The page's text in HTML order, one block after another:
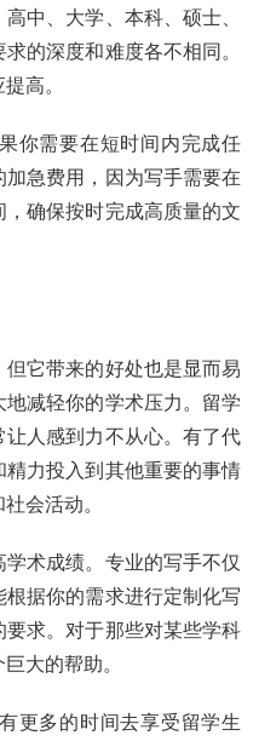
中、大学、本科、硕士、
的深度和难度各不相同。
高。
你需要在短时间内完成任
急费用，因为写手需要在
确保按时完成高质量的文
它带来的好处也是显而易
减轻你的学术压力。留学
人感到力不从心。有了代
力投入到其他重要的事情
会活动。
术成绩。专业的写手不仅
据你的需求进行定制化写
求。对于那些对某些学科
大的帮助。
更多的时间去享受留学生